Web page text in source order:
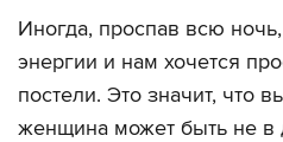
Иногда, проспав всю
энергии и нам хочется
постели. Это значит, что
женщина может быть не в